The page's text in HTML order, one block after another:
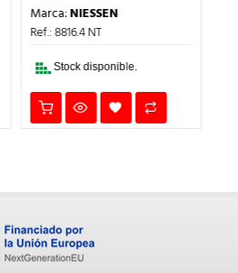
ORIGINAL
ERA:
Marca:NIESSEN
Ref.: 8816.4 NT
Stock disponible.